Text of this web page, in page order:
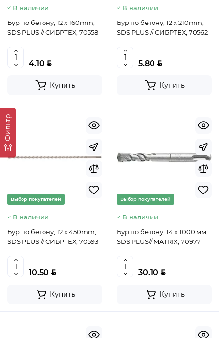
Фильтр
В наличии
Бур по бетону, 12 x 160mm,
SDS PLUS // СИБРТЕХ, 70558
4.10 BYN
Купить
В наличии
Бур по бетону, 12 x 210mm,
SDS PLUS // СИБРТЕХ, 70562
5.80 BYN
Купить
Выбор покупателей
В наличии
Бур по бетону, 12 x 450mm,
SDS PLUS // СИБРТЕХ, 70593
10.50 BYN
Купить
Выбор покупателей
В наличии
Бур по бетону, 14 x 1000 мм,
SDS PLUS// MATRIX, 70977
30.10 BYN
Купить